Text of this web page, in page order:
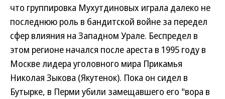
что группировка Мухутдиновых играла далеко не
последнюю роль в бандитской войне за передел
сфер влияния на Западном Урале. Беспредел в
этом регионе начался после ареста в 1995 году в
Москве лидера уголовного мира Прикамья
Николая Зыкова (Якутенок). Пока он сидел в
Бутырке, в Перми убили замещавшего его "вора в